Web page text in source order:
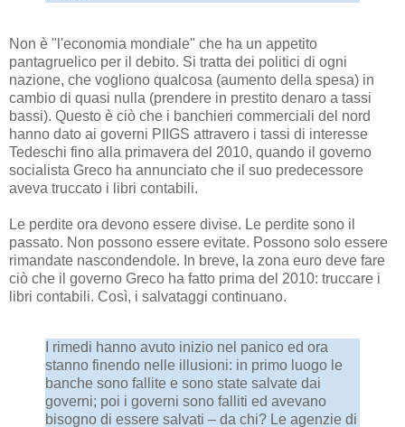
Non è "l'economia mondiale" che ha un appetito
pantagruelico per il debito. Si tratta dei politici di ogni
nazione, che vogliono qualcosa (aumento della spesa) in
cambio di quasi nulla (prendere in prestito denaro a tassi
bassi). Questo è ciò che i banchieri commerciali del nord
hanno dato ai governi PIIGS attravero i tassi di interesse
Tedeschi fino alla primavera del 2010, quando il governo
socialista Greco ha annunciato che il suo predecessore
aveva truccato i libri contabili.
Le perdite ora devono essere divise. Le perdite sono il
passato. Non possono essere evitate. Possono solo essere
rimandate nascondendole. In breve, la zona euro deve fare
ciò che il governo Greco ha fatto prima del 2010: truccare i
libri contabili. Così, i salvataggi continuano.
I rimedi hanno avuto inizio nel panico ed ora
stanno finendo nelle illusioni: in primo luogo le
banche sono fallite e sono state salvate dai
governi; poi i governi sono falliti ed avevano
bisogno di essere salvati – da chi? Le agenzie di